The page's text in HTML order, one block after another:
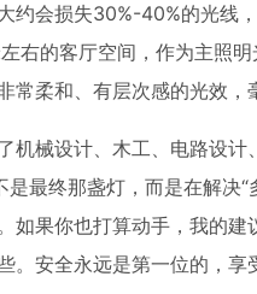
约会损失30%-40%的光
右的客厅空间，作为主照
常柔和、有层次感的光效
机械设计、木工、电路设
最终那盏灯，而是在解决“
如果你也打算动手，我的
。安全永远是第一位的，